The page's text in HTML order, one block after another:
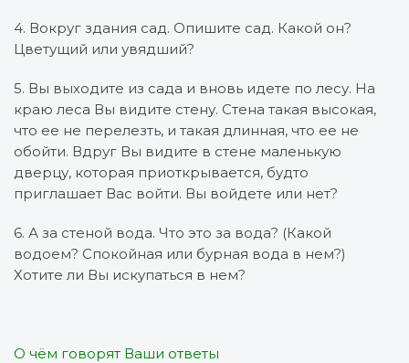
4. Вокруг здания сад. Опишите сад. Какой он?
Цветущий или увядший?
5. Вы выходите из сада и вновь идете по лесу. На
краю леса Вы видите стену. Стена такая высокая,
что ее не перелезть, и такая длинная, что ее не
обойти. Вдруг Вы видите в стене маленькую
дверцу, которая приоткрывается, будто
приглашает Вас войти. Вы войдете или нет?
6. А за стеной вода. Что это за вода? (Какой
водоем? Спокойная или бурная вода в нем?)
Хотите ли Вы искупаться в нем?
О чём говорят Ваши ответы